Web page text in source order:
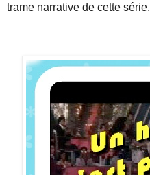
trame narrative de cette série.